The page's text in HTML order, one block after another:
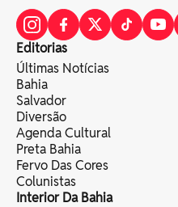
Editorias
Últimas Notícias
Bahia
Salvador
Diversão
Agenda Cultural
Preta Bahia
Fervo Das Cores
Colunistas
Interior Da Bahia